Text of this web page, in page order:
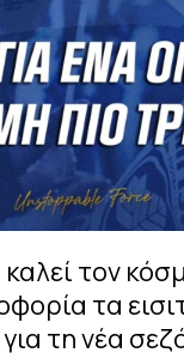
τον
τα
τη νέα